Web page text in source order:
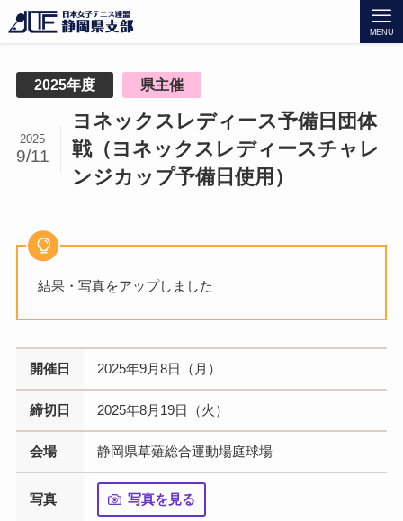
MENU
2025年度 県主催
ヨネックスレディース予備日団体
戦（ヨネックスレディースチャレ
ンジカップ予備日使用）
2025
9/11
結果・写真をアップしました
開催日 2025年9月8日（月）
締切日 2025年8月19日（火）
会場 静岡県草薙総合運動場庭球場
写真 写真を見る